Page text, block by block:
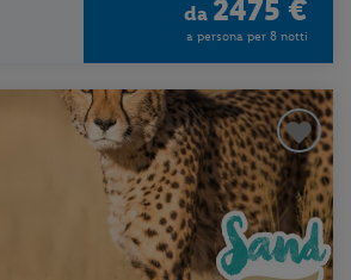
da 2475 €
a persona per 8 notti